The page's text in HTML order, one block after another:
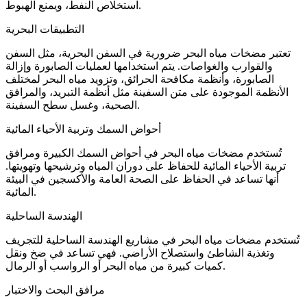
استخلاص النفط، ويمنع الهبوط.
التطبيقات البحرية
تعتبر مضخات مياه البحر ضرورية في السفن البحرية، مثل السفن
والقوارب والغواصات. يتم استخدامها لعمليات الصابورة وإزالة
الصابورة، وأنظمة مكافحة الحرائق، وتزويد مياه البحر لمختلف
الأنظمة الموجودة على متن السفينة مثل أنظمة التبريد، والمرافق
الصحية، وغسل سطح السفينة.
أحواض السمك وتربية الأحياء المائية
تُستخدم مضخات مياه البحر في أحواض السمك الكبيرة ومرافق
تربية الأحياء المائية للحفاظ على دوران المياه وترشيحها وتهويتها.
أنها تساعد في الحفاظ على الصحة العامة والأكسجين في البيئة
المائية.
الهندسة الساحلية
تُستخدم مضخات مياه البحر في مشاريع الهندسة الساحلية للتجريف
وتغذية الشاطئ واستصلاح الأراضي. فهي تساعد في ضخ ونقل
كميات كبيرة من مياه البحر أو الرواسب أو الرمال.
مرافق البحث والاختبار